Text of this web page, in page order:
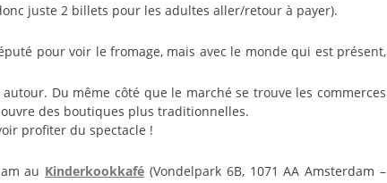
juste 2 billets pour les adultes aller/retour à payer).
Du même côté que le marché se trouve les commerces
des boutiques plus traditionnelles.
profiter du spectacle !
au Kinderkookkafé (Vondelpark 6B, 1071 AA Amsterdam –